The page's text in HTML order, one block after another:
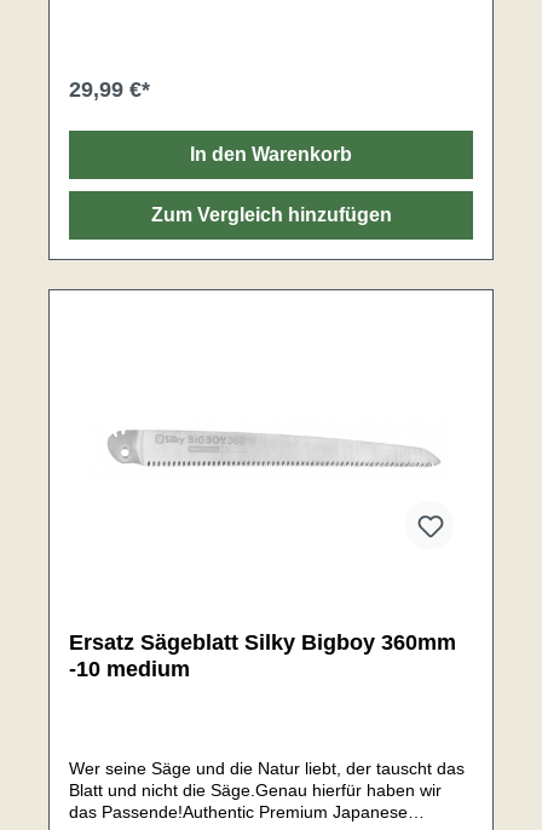
(aufgeklappt)Bahco - Messer LAP-
ausgezeichneten KomfortRobustes Messer mit
fester EdelstahlklingeInklusive Holster zur
mmGesamtlänge: 220 mmSpeziell für Abenteurer,
Jäger und Camper Herstellungsland Säge:
29,99 €*
In den Warenkorb
Zum Vergleich hinzufügen
Ersatz Sägeblatt Silky Bigboy 360mm
-10 medium
Wer seine Säge und die Natur liebt, der tauscht das
Blatt und nicht die Säge.Genau hierfür haben wir
das Passende!Authentic Premium Japanese